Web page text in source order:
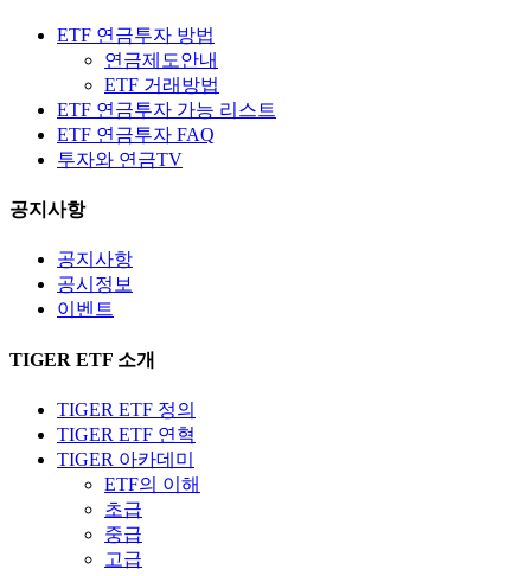
ETF 연금투자 방법
연금제도안내
ETF 거래방법
ETF 연금투자 가능 리스트
ETF 연금투자 FAQ
투자와 연금TV
공지사항
공지사항
공시정보
이벤트
TIGER ETF 소개
TIGER ETF 정의
TIGER ETF 연혁
TIGER 아카데미
ETF의 이해
초급
중급
고급